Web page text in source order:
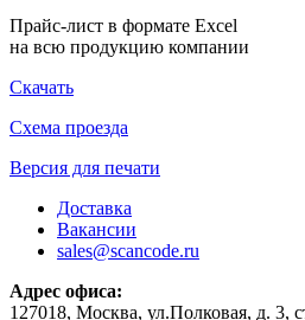
Прайс-лист в формате Excel
на всю продукцию компании
Скачать
Схема проезда
Версия для печати
Доставка
Вакансии
sales@scancode.ru
Адрес офиса:
127018, Москва, ул.Полковая, д. 3,